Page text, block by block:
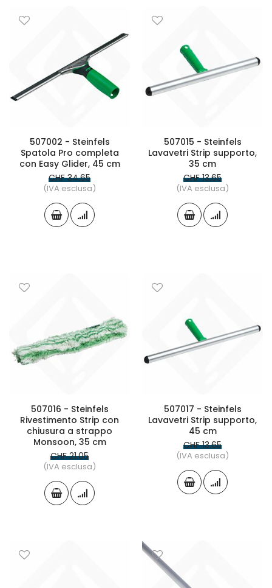
507002 - Steinfels
Spatola Pro completa
con Easy Glider, 45 cm
CHF 34.65
(IVA esclusa)
507015 - Steinfels
Lavavetri Strip supporto,
35 cm
CHF 13.65
(IVA esclusa)
507016 - Steinfels
Rivestimento Strip con
chiusura a strappo
Monsoon, 35 cm
CHF 21.05
(IVA esclusa)
507017 - Steinfels
Lavavetri Strip supporto,
45 cm
CHF 13.65
(IVA esclusa)